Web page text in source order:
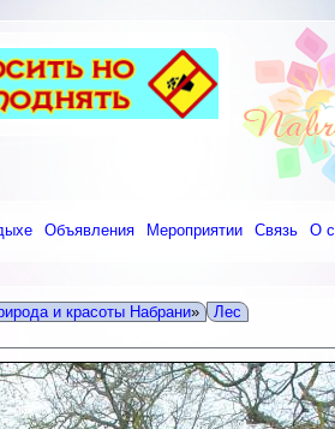
Объявления Мероприятии Связь О
и красоты Набрани»
Лес